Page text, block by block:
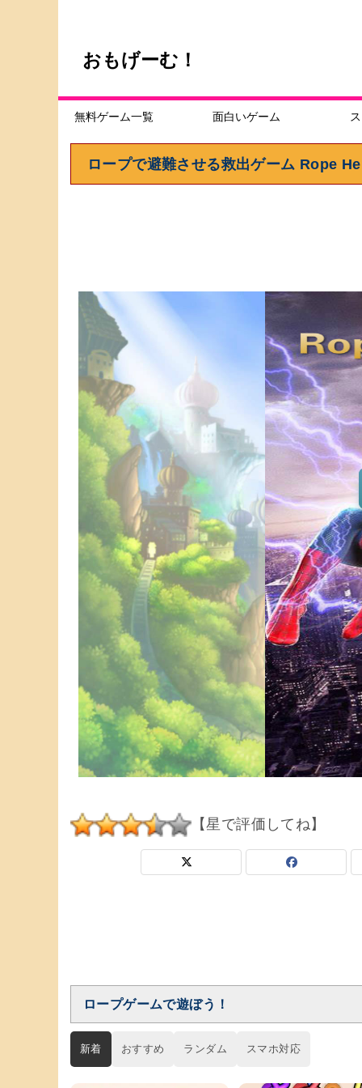
おもげーむ！
無料ゲーム一覧 面白いゲーム
ロープで避難させる救出ゲーム Rope
【星で評価してね】
ロープゲームで遊ぼう！
新着 おすすめ ランダム スマホ対応